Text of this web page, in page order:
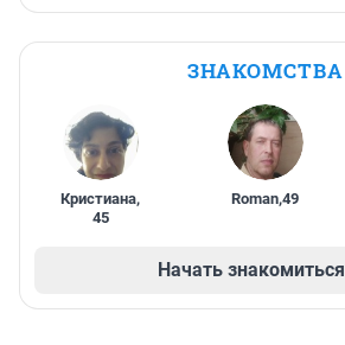
ЗНАКОМСТВА
Кристиана,
45
Roman,49
Начать знакомиться